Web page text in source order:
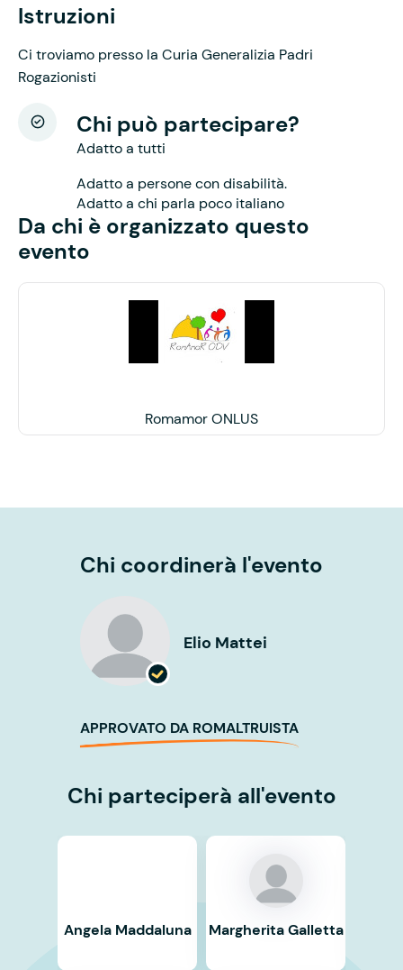
Istruzioni
Ci troviamo presso la Curia Generalizia Padri
Rogazionisti
Chi può partecipare?
Adatto a tutti
Adatto a persone con disabilità.
Adatto a chi parla poco italiano
Da chi è organizzato questo
evento
Romamor ONLUS
Chi coordinerà l'evento
Elio Mattei
APPROVATO DA ROMALTRUISTA
Chi parteciperà all'evento
Angela Maddaluna Margherita Galletta